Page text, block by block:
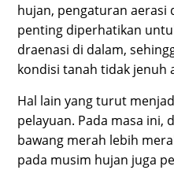
hujan, pengaturan aerasi
penting diperhatikan
draenasi di dalam,
kondisi tanah tidak jenuh
Hal lain yang turut
pelayuan. Pada masa ini,
bawang merah lebih
pada musim hujan juga